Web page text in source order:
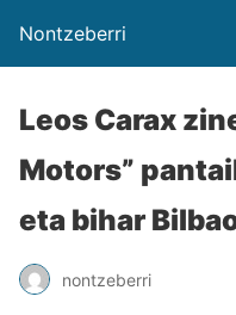
Nontzeberri
Leos Carax
Motors”
eta bihar
nontzeberri